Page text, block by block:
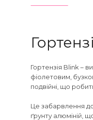
Гортензія Blink –
фіолетовим,
подвійні, що
Це забарвлення
ґрунту алюміній,